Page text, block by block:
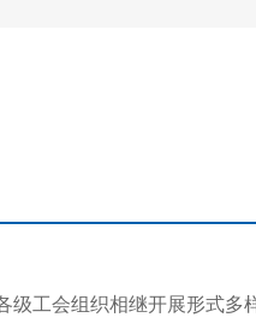
工会组织相继开展形式多